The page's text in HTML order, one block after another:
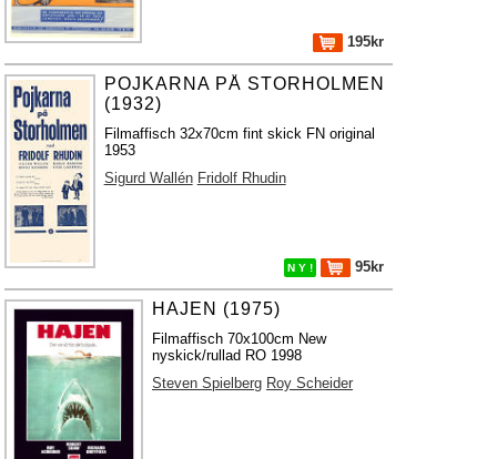
195kr
POJKARNA PÅ STORHOLMEN
(1932)
Filmaffisch 32x70cm fint skick FN original
1953
Sigurd Wallén Fridolf Rhudin
N Y ! 95kr
HAJEN (1975)
Filmaffisch 70x100cm New
nyskick/rullad RO 1998
Steven Spielberg Roy Scheider